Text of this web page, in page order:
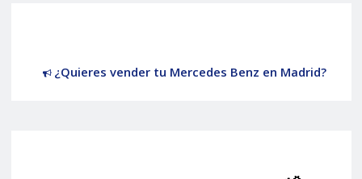
¿Quieres vender tu Mercedes Benz en Madrid?